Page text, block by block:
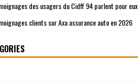
des usagers du Cidff 94 parlent pour eux
clients sur Axa assurance auto en 2026